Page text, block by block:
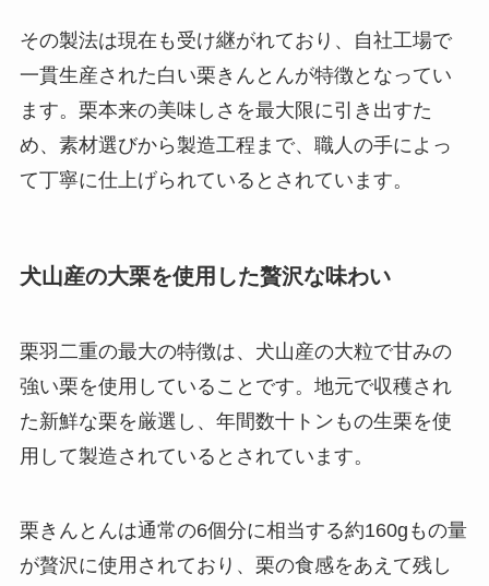
その製法は現在も受け継がれており、自社工場で
一貫生産された白い栗きんとんが特徴となってい
ます。栗本来の美味しさを最大限に引き出すた
め、素材選びから製造工程まで、職人の手によっ
て丁寧に仕上げられているとされています。
犬山産の大栗を使用した贅沢な味わい
栗羽二重の最大の特徴は、犬山産の大粒で甘みの
強い栗を使用していることです。地元で収穫され
た新鮮な栗を厳選し、年間数十トンもの生栗を使
用して製造されているとされています。
栗きんとんは通常の6個分に相当する約160gもの量
が贅沢に使用されており、栗の食感をあえて残し